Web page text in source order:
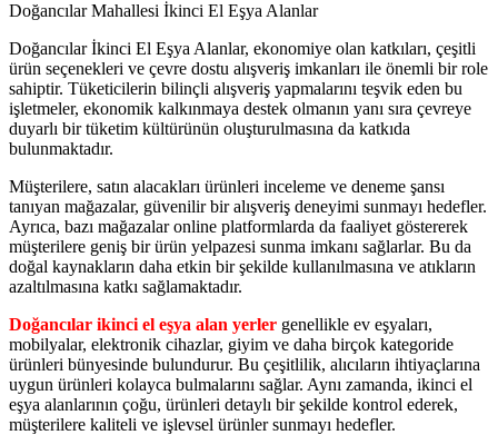
Doğancılar Mahallesi İkinci El Eşya Alanlar
Doğancılar İkinci El Eşya Alanlar, ekonomiye olan katkıları, çeşitli
ürün seçenekleri ve çevre dostu alışveriş imkanları ile önemli bir role
sahiptir. Tüketicilerin bilinçli alışveriş yapmalarını teşvik eden bu
işletmeler, ekonomik kalkınmaya destek olmanın yanı sıra çevreye
duyarlı bir tüketim kültürünün oluşturulmasına da katkıda
bulunmaktadır.
Müşterilere, satın alacakları ürünleri inceleme ve deneme şansı
tanıyan mağazalar, güvenilir bir alışveriş deneyimi sunmayı hedefler.
Ayrıca, bazı mağazalar online platformlarda da faaliyet göstererek
müşterilere geniş bir ürün yelpazesi sunma imkanı sağlarlar. Bu da
doğal kaynakların daha etkin bir şekilde kullanılmasına ve atıkların
azaltılmasına katkı sağlamaktadır.
Doğancılar ikinci el eşya alan yerler genellikle ev eşyaları,
mobilyalar, elektronik cihazlar, giyim ve daha birçok kategoride
ürünleri bünyesinde bulundurur. Bu çeşitlilik, alıcıların ihtiyaçlarına
uygun ürünleri kolayca bulmalarını sağlar. Aynı zamanda, ikinci el
eşya alanlarının çoğu, ürünleri detaylı bir şekilde kontrol ederek,
müşterilere kaliteli ve işlevsel ürünler sunmayı hedefler.